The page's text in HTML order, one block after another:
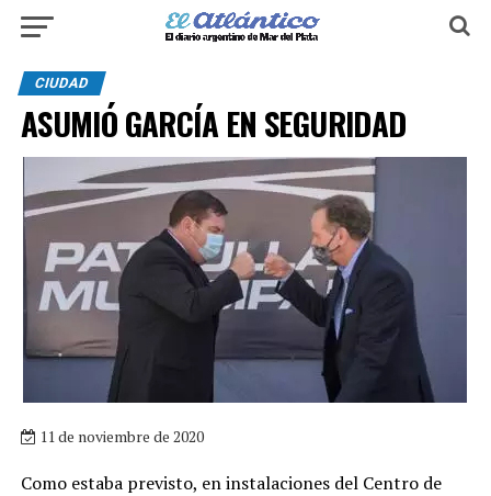
CIUDAD
ASUMIÓ GARCÍA EN SEGURIDAD
11 de noviembre de 2020
Como estaba previsto, en instalaciones del Centro de